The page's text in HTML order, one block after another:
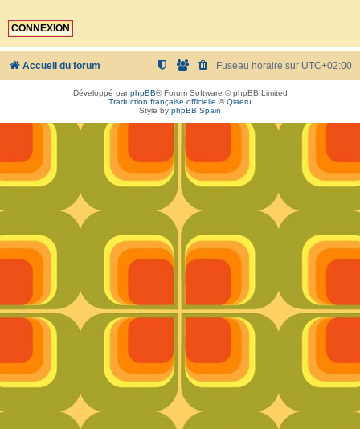
Accueil du forum Fuseau horaire sur UTC+02:00
Développé parphpBB® Forum Software © phpBB Limited
Traduction française officielle ©Qiaeru
Style by phpBB Spain